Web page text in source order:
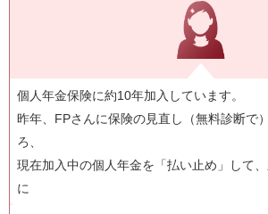
個人年金保険に約10年加入しています。
昨年、FPさんに保険の見直し（無料診断で
ろ、
現在加入中の個人年金を「払い止め」して
に